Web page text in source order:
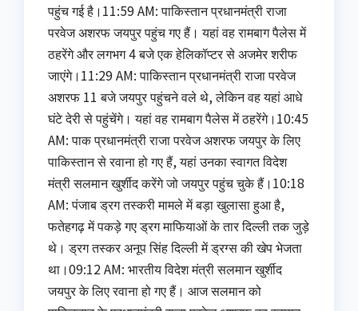
पहुंच गई है।11:59 AM: पाकिस्‍तान प्रधानमंत्री राजा
परवेज अशरफ जयपुर पहुंच गए हैं। यहां वह रामबाग पैलेस में
ठहरेंगे और लगभग 4 बजे एक हेलिकॉप्‍टर से अजमेर शरीफ
जाएंगे।11:29 AM: पाकिस्‍तान प्रधानमंत्री राजा परवेज
अशरफ 11 बजे जयपुर पहुंचने वले थे, लेकिन वह यहां आधे
घंटे देरी से पहुंचेंगे। यहां वह रामबाग पैलेस में ठहरेंगे।10:45
AM: पाक प्रधानमंत्री राजा परवेज अशरफ जयपुर के लिए
पाकिस्‍तान से रवाना हो गए हैं, यहां उनका स्‍वागत विदेश
मंत्री सलमान खुर्शीद करेंगे जो जयपुर पहुंच चुके हैं।10:18
AM: पंजाब ड्रग तस्करी मामले में बड़ा खुलासा हुआ है,
फतेहगढ़ में पकड़े गए ड्रग माफियाओं के तार दिल्ली तक जुड़े
थे। ड्रग तस्कर अनूप सिंह दिल्ली में ड्रग्स की खेप भेजता
था।09:12 AM: भारतीय विदेश मंत्री सलमान खुर्शीद
जयपुर के लिए रवाना हो गए हैं। आज सलमान को